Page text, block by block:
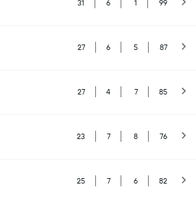
31 6 1 99
27 6 5 87
27 4 7 85
23 7 8 76
25 7 6 82